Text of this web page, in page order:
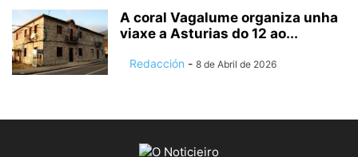
A coral Vagalume organiza unha
viaxe a Asturias do 12 ao...
Redacción - 8 de Abril de 2026